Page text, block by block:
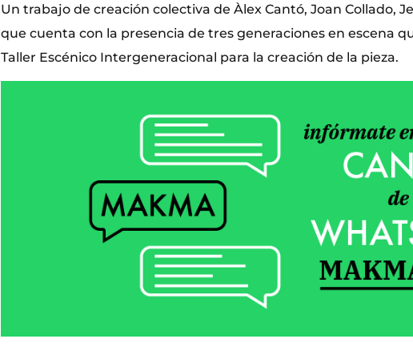
Un trabajo de creación colectiva de Àlex Cantó, Joan Collado,
que cuenta con la presencia de tres generaciones en escena
Taller Escénico Intergeneracional para la creación de la pieza.